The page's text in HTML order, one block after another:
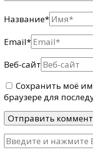
Название*
Email*
Веб-сайт
Сохранить моё
браузере для
Ищите
что-